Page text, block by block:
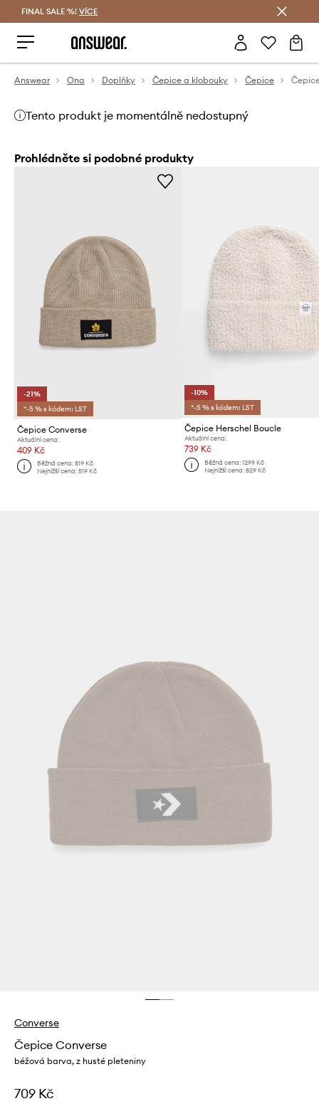
FINAL SALE %! VÍCE
Answear Ona Doplňky Čepice a klobouky Čepice
Tento produkt je momentálně nedostupný
Prohlédněte si podobné produkty
-21%
*-5 % s kódem: LST
Čepice Converse
Aktuální cena:
409 Kč
Běžná cena:819 Kč
Nejnižší cena:519 Kč
-10%
*-5 % s kódem: LST
Čepice Herschel Boucle
Aktuální cena:
739 Kč
Běžná cena: 1299 Kč
Nejnižší cena: 829 Kč
Converse
Čepice Converse
béžová barva, z husté pleteniny
709 Kč